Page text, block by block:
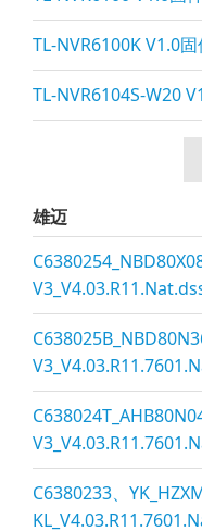
TL-NVR6100K V1.0
TL-NVR6104S-W20
雄迈
C6380233、